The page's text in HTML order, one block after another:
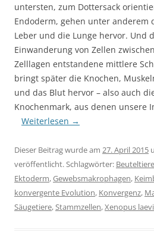
untersten, zum Dottersack
Endoderm, gehen unter anderem
Leber und die Lunge hervor. Und
Einwanderung von Zellen
Zelllagen entstandene mittlere
bringt später die Knochen,
und das Blut hervor – also auch
Knochenmark, aus denen unsere
Weiterlesen →
Dieser Beitrag wurde am 27. April 2015
veröffentlicht. Schlagwörter: Beuteltiere
Ektoderm,Gewebsmakrophagen,
konvergente Evolution, Konvergenz,
Säugetiere,Stammzellen,Xenopus